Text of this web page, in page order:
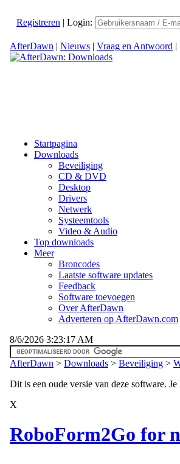
Registreren | Login:
AfterDawn | Nieuws | Vraag en Antwoord |
Startpagina
Downloads
Beveiliging
CD & DVD
Desktop
Drivers
Netwerk
Systeemtools
Video & Audio
Top downloads
Meer
Broncodes
Laatste software updates
Feedback
Software toevoegen
Over AfterDawn
Adverteren op AfterDawn.com
8/6/2026 3:23:17 AM
AfterDawn > Downloads > Beveiliging >
Dit is een oude versie van deze software.
X
RoboForm2Go for